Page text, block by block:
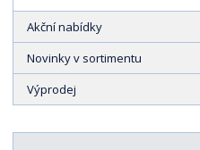
Akční nabídky
Novinky v sortimentu
Výprodej